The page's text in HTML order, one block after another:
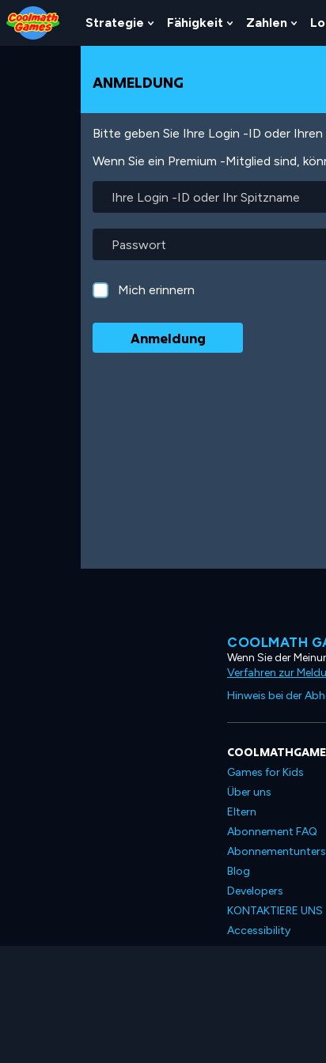
Skip
to
Top
Skip
to
Navigation
Skip
to
Main
Skip
to
Footer
Direkt
zum
Inhalt
Strategie
Show
Submenu
Strategie
Fähigkeit
Show
Submenu
Zahlen
ANMELDUNG
Bitte geben Sie Ihre Login -ID oder Ihren
Wenn Sie ein Premium -Mitglied sind,
Login
ID
oder
Ihr
Spitzname
Mich erinnern
COOLMATH
Wenn Sie der
Verfahren zur
Hinweis bei der
Games for Kids
Über uns
Eltern
Abonnement FAQ
Blog
Developers
KONTAKTIERE UNS
Accessibility